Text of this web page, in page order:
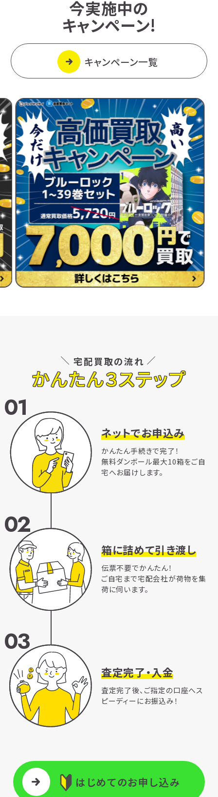
今実施中の
キャンペーン!
キャンペーン一覧
宅配買取の流れ
かんたん３ステップ
01
ネットでお申込み
かんたん手続きで完了！
無料ダンボール最大10箱をご自
宅へお届けします。
02
箱に詰めて引き渡し
伝票不要でかんたん！
ご自宅まで宅配会社が荷物を集
荷に伺います。
03
査定完了・入金
査定完了後、ご指定の口座へス
ピーディーにお振込み！
はじめてのお申し込み